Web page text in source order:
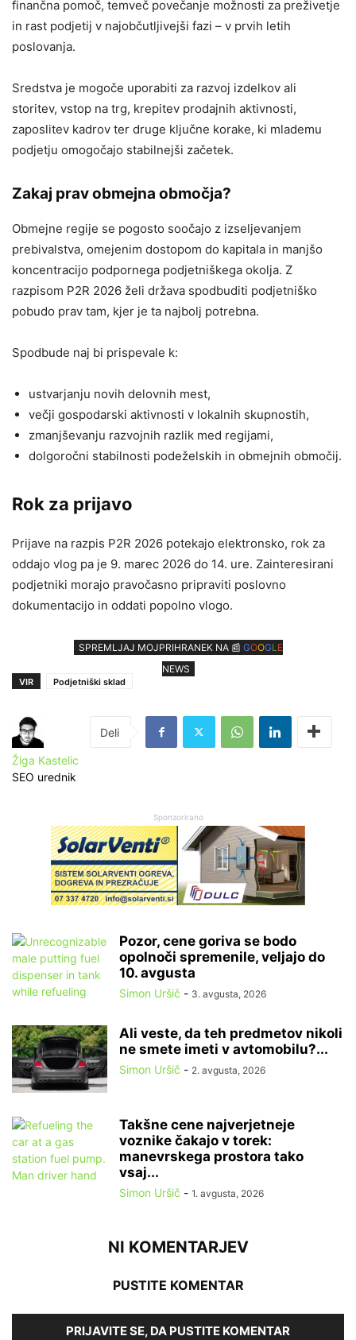
finančna pomoč, temveč povečanje možnosti za preživetje
in rast podjetij v najobčutljivejši fazi – v prvih letih
poslovanja.
Sredstva je mogoče uporabiti za razvoj izdelkov ali
storitev, vstop na trg, krepitev prodajnih aktivnosti,
zaposlitev kadrov ter druge ključne korake, ki mlademu
podjetju omogočajo stabilnejši začetek.
Zakaj prav obmejna območja?
Obmejne regije se pogosto soočajo z izseljevanjem
prebivalstva, omejenim dostopom do kapitala in manjšo
koncentracijo podpornega podjetniškega okolja. Z
razpisom P2R 2026 želi država spodbuditi podjetniško
pobudo prav tam, kjer je ta najbolj potrebna.
Spodbude naj bi prispevale k:
ustvarjanju novih delovnih mest,
večji gospodarski aktivnosti v lokalnih skupnostih,
zmanjševanju razvojnih razlik med regijami,
dolgoročni stabilnosti podeželskih in obmejnih območij.
Rok za prijavo
Prijave na razpis P2R 2026 potekajo elektronsko, rok za
oddajo vlog pa je 9. marec 2026 do 14. ure. Zainteresirani
podjetniki morajo pravočasno pripraviti poslovno
dokumentacijo in oddati popolno vlogo.
SPREMLJAJ MOJPRIHRANEK NA 📰 GOOGL E
NEWS
VIR Podjetniški sklad
Žiga Kastelic
SEO urednik
Sponzorirano
Pozor, cene goriva se bodo
opolnoči spremenile, veljajo do
10. avgusta
Simon Uršič - 3. avgusta, 2026
Ali veste, da teh predmetov nikoli
ne smete imeti v avtomobilu?...
Simon Uršič - 2. avgusta, 2026
Takšne cene najverjetneje
voznike čakajo v torek:
manevrskega prostora tako
vsaj...
Simon Uršič - 1. avgusta, 2026
NI KOMENTARJEV
PUSTITE KOMENTAR
PRIJAVITE SE, DA PUSTITE KOMENTAR